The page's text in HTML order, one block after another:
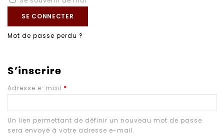
SE CONNECTER
Mot de passe perdu ?
S’inscrire
Adresse e-mail *
Un lien permettant de définir un nouveau mot de passe
sera envoyé à votre adresse e-mail.